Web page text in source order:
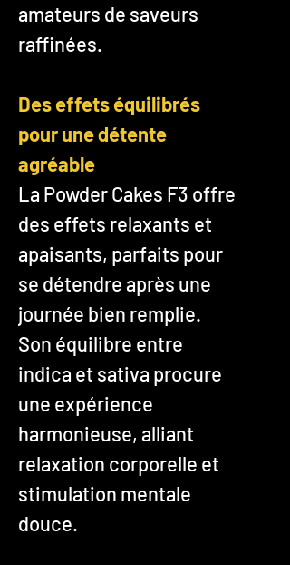
amateurs de saveurs
raffinées.
Des effets équilibrés
pour une détente
agréable
La Powder Cakes F3 offre
des effets relaxants et
apaisants, parfaits pour
se détendre après une
journée bien remplie.
Son équilibre entre
indica et sativa procure
une expérience
harmonieuse, alliant
relaxation corporelle et
stimulation mentale
douce.